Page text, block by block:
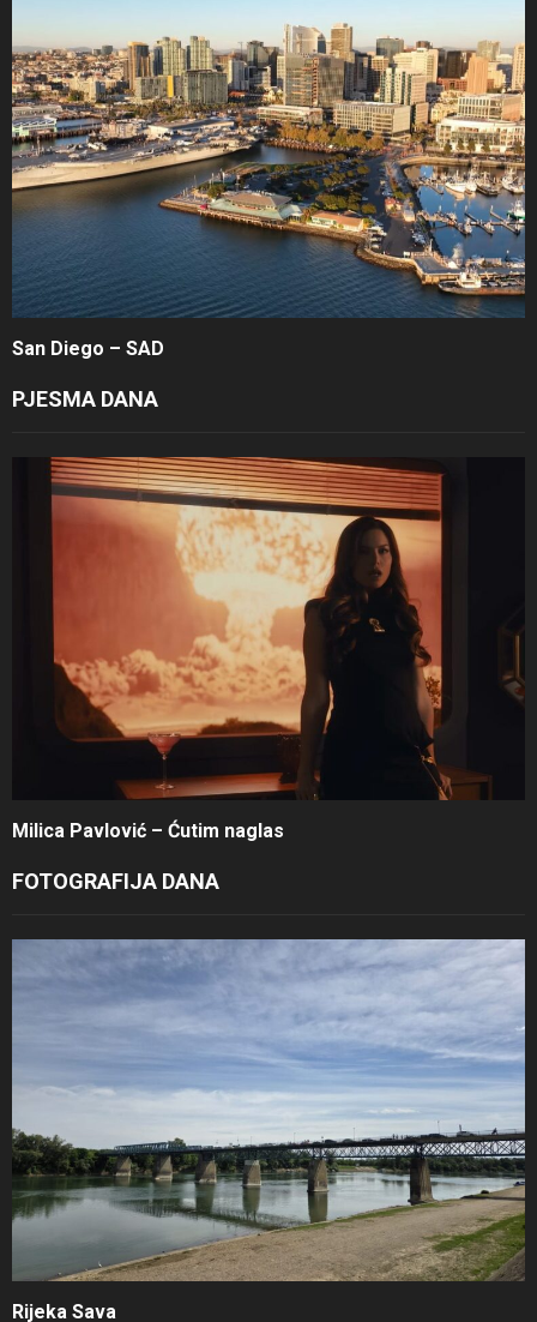
San Diego – SAD
PJESMA DANA
Milica Pavlović – Ćutim naglas
FOTOGRAFIJA DANA
Rijeka Sava